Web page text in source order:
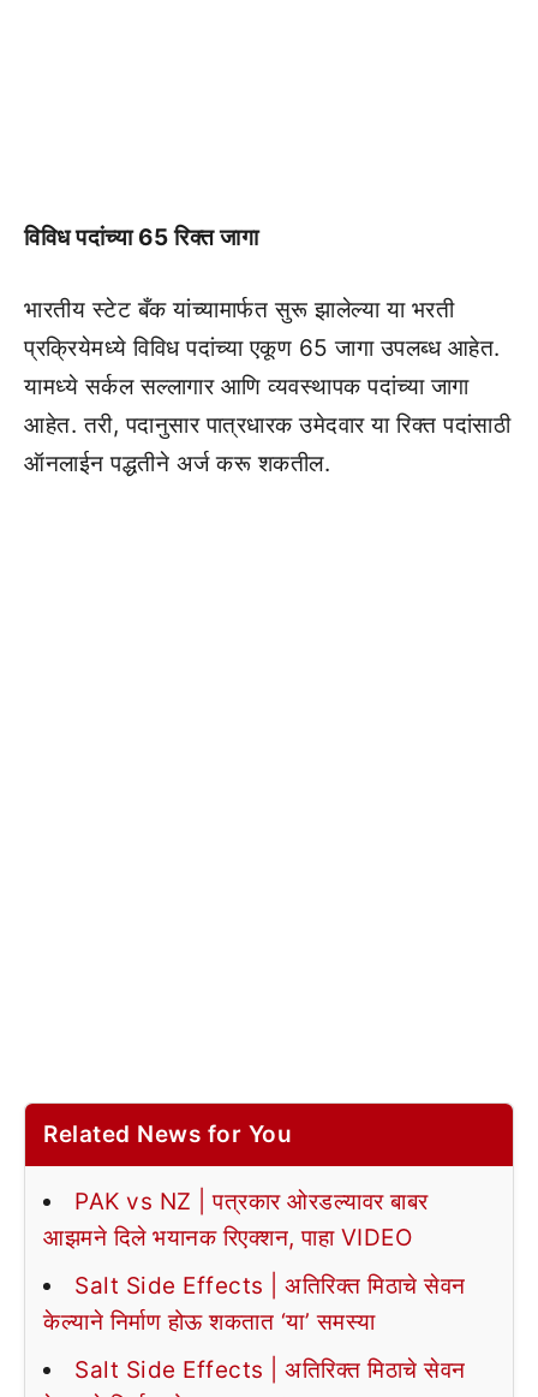
विविध पदांच्या 65 रिक्त जागा
भारतीय स्टेट बँक यांच्यामार्फत सुरू झालेल्या या भरती
प्रक्रियेमध्ये विविध पदांच्या एकूण 65 जागा उपलब्ध आहेत.
यामध्ये सर्कल सल्लागार आणि व्यवस्थापक पदांच्या जागा
आहेत. तरी, पदानुसार पात्रधारक उमेदवार या रिक्त पदांसाठी
ऑनलाईन पद्धतीने अर्ज करू शकतील.
Related News for You
PAK vs NZ | पत्रकार ओरडल्यावर बाबर
आझमने दिले भयानक रिएक्शन, पाहा VIDEO
Salt Side Effects | अतिरिक्त मिठाचे सेवन
केल्याने निर्माण होऊ शकतात ‘या’ समस्या
Salt Side Effects | अतिरिक्त मिठाचे सेवन